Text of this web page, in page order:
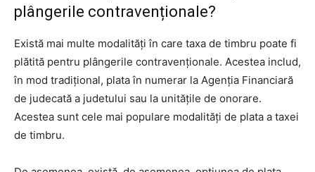
plângerile contravenționale?
Există mai multe modalități în care taxa de timbru poate fi
plătită pentru plângerile contravenționale. Acestea includ,
în mod tradițional, plata în numerar la Agenția Financiară
de judecată a judetului sau la unitățile de onorare.
Acestea sunt cele mai populare modalități de plata a taxei
de timbru.